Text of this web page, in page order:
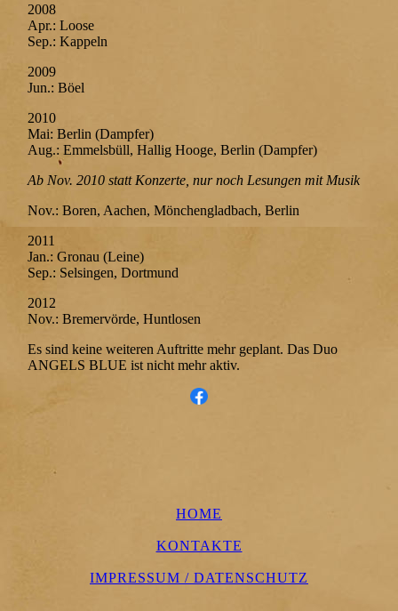
2008
Apr.: Loose
Sep.: Kappeln
2009
Jun.: Böel
2010
Mai: Berlin (Dampfer)
Aug.: Emmelsbüll, Hallig Hooge, Berlin (Dampfer)
Ab Nov. 2010 statt Konzerte, nur noch Lesungen mit Musik
Nov.: Boren, Aachen, Mönchengladbach, Berlin
2011
Jan.: Gronau (Leine)
Sep.: Selsingen, Dortmund
2012
Nov.: Bremervörde, Huntlosen
Es sind keine weiteren Auftritte mehr geplant. Das Duo
ANGELS BLUE ist nicht mehr aktiv.
HOME
KONTAKTE
IMPRESSUM / DATENSCHUTZ